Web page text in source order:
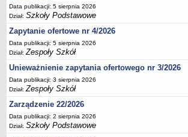
Zarządzenia
Kontrole
Rejestry, ewidencje, archiwa
Sprawozdania
Deklaracja dostępności
PORADNIE PSYCHOLOGICZNO-PEDAGOGICZNE
Zespół Poradni
BIURO FINANSÓW OŚWIATY
Dane podstawowe
Data publikacji: 5 sierpnia 2026
Dział:Szkoły Podstawowe
Zapytanie ofertowe nr 4/2026
Data publikacji: 5 sierpnia 2026
Dział:Zespoły Szkół
Unieważnienie zapytania ofertowego nr 3/2026
Data publikacji: 3 sierpnia 2026
Dział:Zespoły Szkół
Zarządzenie 22/2026
Data publikacji: 2 sierpnia 2026
Dział:Szkoły Podstawowe